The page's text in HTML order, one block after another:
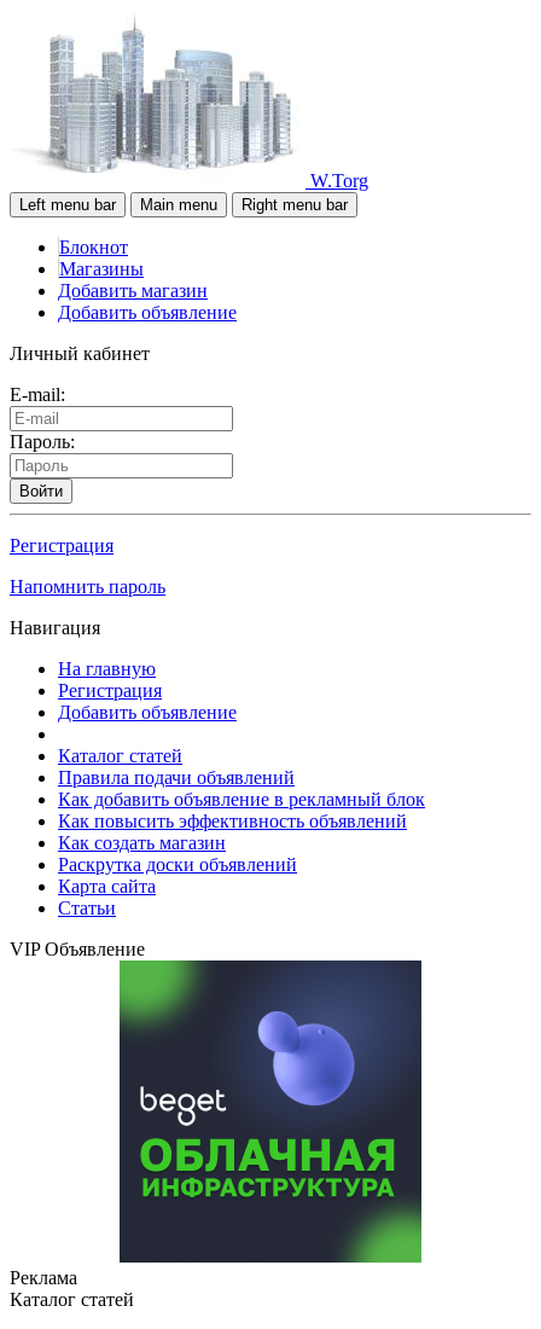
W.Torg
Left menu bar Main menu Right menu bar
Блокнот
Магазины
Добавить магазин
Добавить объявление
Личный кабинет
E-mail:
Пароль:
Войти
Регистрация
Напомнить пароль
Навигация
На главную
Регистрация
Добавить объявление
Каталог статей
Правила подачи объявлений
Как добавить объявление в рекламный блок
Как повысить эффективность объявлений
Как создать магазин
Раскрутка доски объявлений
Карта сайта
Статьи
VIP Объявление
Реклама
Каталог статей